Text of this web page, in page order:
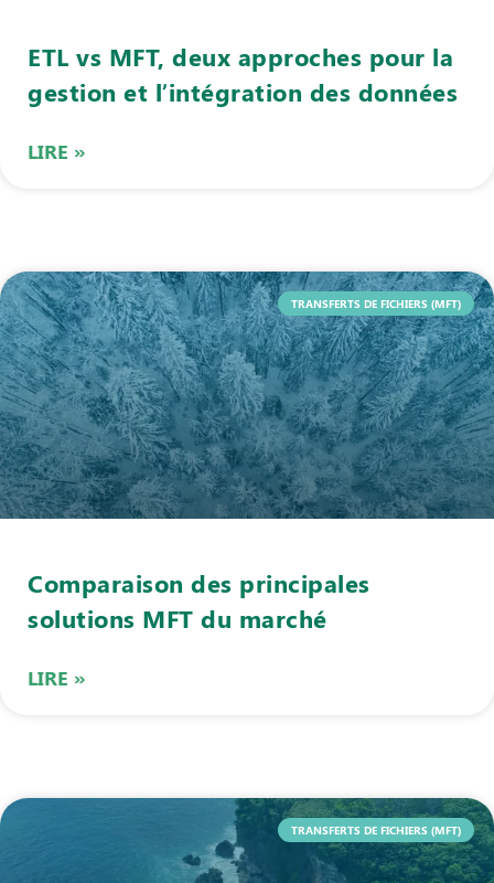
ETL vs MFT, deux approches pour la
gestion et l’intégration des données
LIRE »
TRANSFERTS DE FICHIERS (MFT)
Comparaison des principales
solutions MFT du marché
LIRE »
TRANSFERTS DE FICHIERS (MFT)